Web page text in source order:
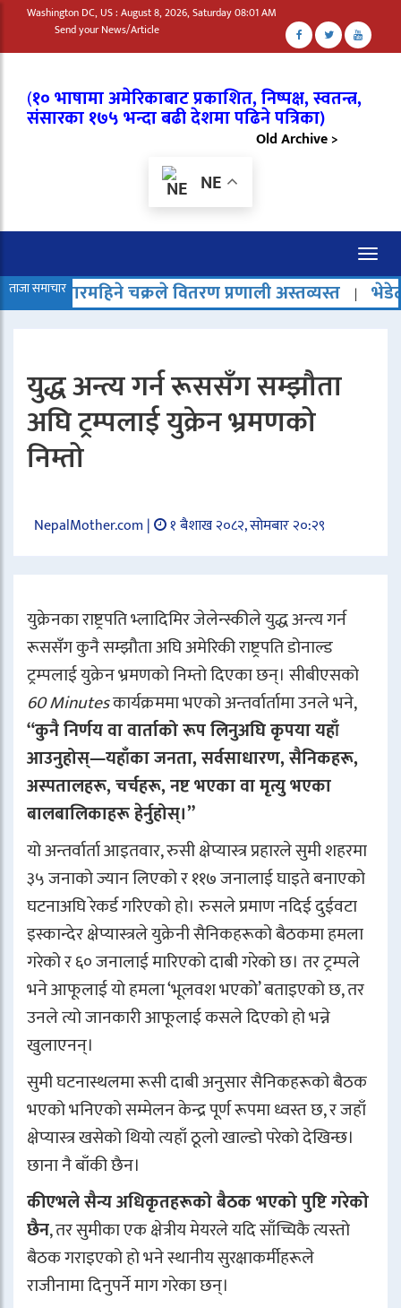
Washington DC, US : August 8, 2026, Saturday 08:01 AM
Send your News/Article
(१० भाषामा अमेरिकाबाट प्रकाशित, निष्पक्ष, स्वतन्त्र,
संसारका १७५ भन्दा बढी देशमा पढिने पत्रिका)
Old Archive >
NE
ताजा समाचारचक्रले वितरण प्रणाली अस्तव्यस्त | भेडेटारको
युद्ध अन्त्य गर्न रूससँग सम्झौता
अघि ट्रम्पलाई युक्रेन भ्रमणको
निम्तो
NepalMother.com | १ बैशाख २०८२, सोमबार २०:२९
युक्रेनका राष्ट्रपति भ्लादिमिर जेलेन्स्कीले युद्ध अन्त्य गर्न
रूससँग कुनै सम्झौता अघि अमेरिकी राष्ट्रपति डोनाल्ड
ट्रम्पलाई युक्रेन भ्रमणको निम्तो दिएका छन्। सीबीएसको
60 Minutesकार्यक्रममा भएको अन्तर्वार्तामा उनले भने,
“कुनै निर्णय वा वार्ताको रूप लिनुअघि कृपया यहाँ
आउनुहोस्—यहाँका जनता, सर्वसाधारण, सैनिकहरू,
अस्पतालहरू, चर्चहरू, नष्ट भएका वा मृत्यु भएका
बालबालिकाहरू हेर्नुहोस्।”
यो अन्तर्वार्ता आइतवार, रुसी क्षेप्यास्त्र प्रहारले सुमी शहरमा
३५ जनाको ज्यान लिएको र ११७ जनालाई घाइते बनाएको
घटनाअघि रेकर्ड गरिएको हो। रुसले प्रमाण नदिई दुईवटा
इस्कान्देर क्षेप्यास्त्रले युक्रेनी सैनिकहरूको बैठकमा हमला
गरेको र ६० जनालाई मारिएको दाबी गरेको छ। तर ट्रम्पले
भने आफूलाई यो हमला ‘भूलवश भएको’ बताइएको छ, तर
उनले त्यो जानकारी आफूलाई कसले दिएको हो भन्ने
खुलाएनन्।
सुमी घटनास्थलमा रूसी दाबी अनुसार सैनिकहरूको बैठक
भएको भनिएको सम्मेलन केन्द्र पूर्ण रूपमा ध्वस्त छ, र जहाँ
क्षेप्यास्त्र खसेको थियो त्यहाँ ठूलो खाल्डो परेको देखिन्छ।
छाना नै बाँकी छैन।
कीएभले सैन्य अधिकृतहरूको बैठक भएको पुष्टि गरेको
छैन, तर सुमीका एक क्षेत्रीय मेयरले यदि साँच्चिकै त्यस्तो
बैठक गराइएको हो भने स्थानीय सुरक्षाकर्मीहरूले
राजीनामा दिनुपर्ने माग गरेका छन्।